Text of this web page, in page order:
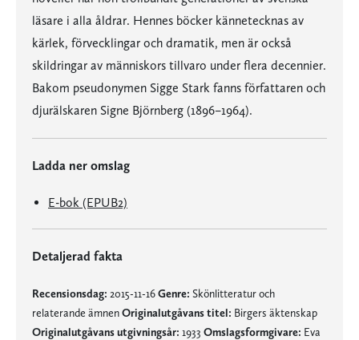
läsare i alla åldrar. Hennes böcker kännetecknas av
kärlek, förvecklingar och dramatik, men är också
skildringar av människors tillvaro under flera decennier.
Bakom pseudonymen Sigge Stark fanns författaren och
djurälskaren Signe Björnberg (1896–1964).
Ladda ner omslag
E-bok (EPUB2)
Detaljerad fakta
Recensionsdag: 2015-11-16Genre: Skönlitteratur och
relaterande ämnenOriginalutgåvans titel: Birgers äktenskap
Originalutgåvans utgivningsår: 1933 Omslagsformgivare: Eva